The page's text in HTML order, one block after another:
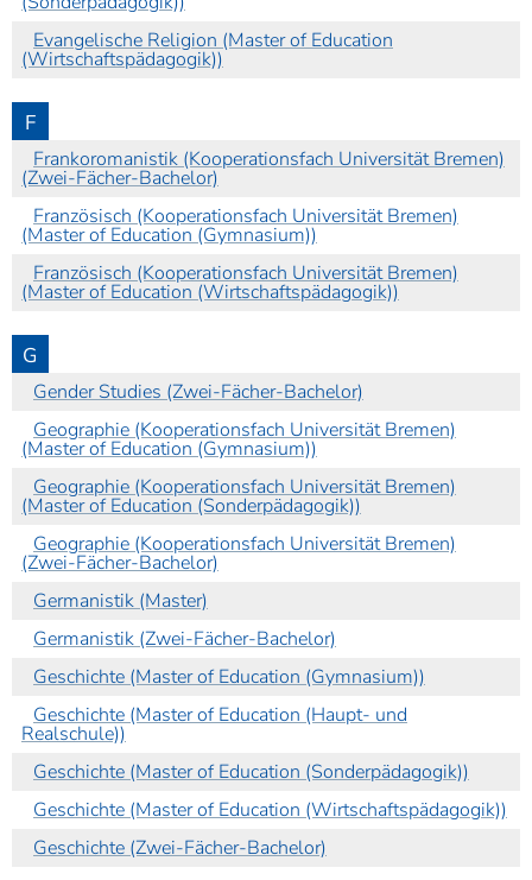
Evangelische Religion (Master of Education
(Wirtschaftspädagogik))
F
Frankoromanistik (Kooperationsfach Universität Bremen)
(Zwei-Fächer-Bachelor)
Französisch (Kooperationsfach Universität Bremen)
(Master of Education (Gymnasium))
Französisch (Kooperationsfach Universität Bremen)
(Master of Education (Wirtschaftspädagogik))
G
Gender Studies (Zwei-Fächer-Bachelor)
Geographie (Kooperationsfach Universität Bremen)
(Master of Education (Gymnasium))
Geographie (Kooperationsfach Universität Bremen)
(Master of Education (Sonderpädagogik))
Geographie (Kooperationsfach Universität Bremen)
(Zwei-Fächer-Bachelor)
Germanistik (Master)
Germanistik (Zwei-Fächer-Bachelor)
Geschichte (Master of Education (Gymnasium))
Geschichte (Master of Education (Haupt- und
Realschule))
Geschichte (Master of Education (Sonderpädagogik))
Geschichte (Master of Education (Wirtschaftspädagogik))
Geschichte (Zwei-Fächer-Bachelor)